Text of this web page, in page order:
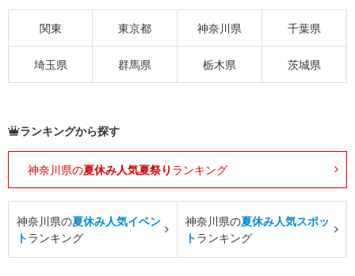
関東 東京都 神奈川県 千葉県
埼玉県 群馬県 栃木県 茨城県
ランキングから探す
神奈川県の夏休み人気夏祭り ランキング
神奈川県の夏休み人気イベン
トランキング
神奈川県の夏休み人気スポッ
トランキング